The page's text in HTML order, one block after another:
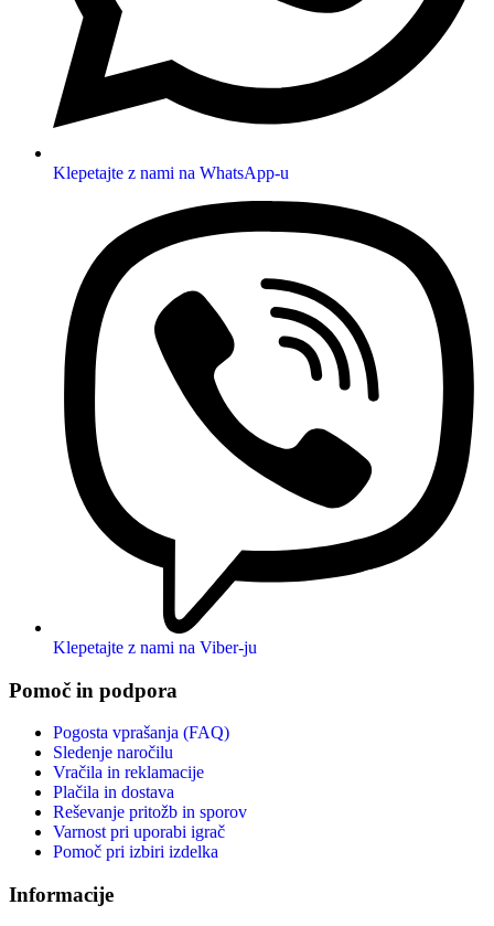
Klepetajte z nami na WhatsApp-u
Klepetajte z nami na Viber-ju
Pomoč in podpora
Pogosta vprašanja (FAQ)
Sledenje naročilu
Vračila in reklamacije
Plačila in dostava
Reševanje pritožb in sporov
Varnost pri uporabi igrač
Pomoč pri izbiri izdelka
Informacije